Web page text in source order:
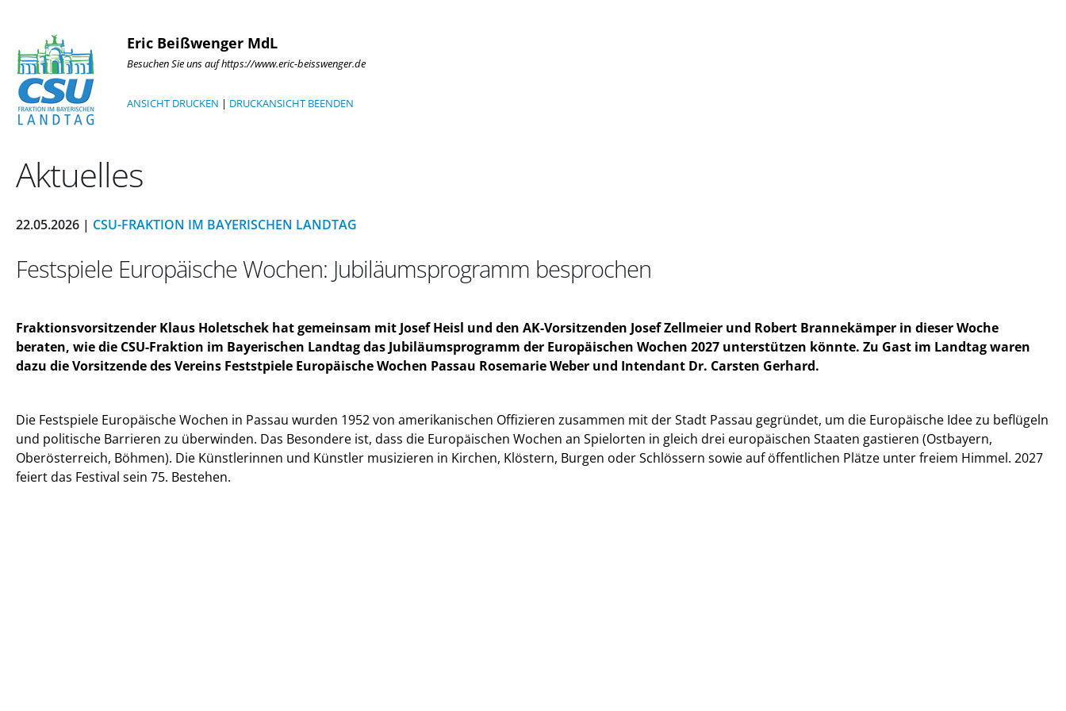
Eric Beißwenger MdL
Besuchen Sie uns auf https://www.eric-beisswenger.de
ANSICHT DRUCKEN | DRUCKANSICHT BEENDEN
Aktuelles
22.05.2026 | CSU-FRAKTION IM BAYERISCHEN LANDTAG
Festspiele Europäische Wochen: Jubiläumsprogramm besprochen
Fraktionsvorsitzender Klaus Holetschek hat gemeinsam mit Josef Heisl und den AK-Vorsitzenden Josef Zellmeier und Robert Brannekämper in dieser Woche
beraten, wie die CSU-Fraktion im Bayerischen Landtag das Jubiläumsprogramm der Europäischen Wochen 2027 unterstützen könnte. Zu Gast im Landtag waren
dazu die Vorsitzende des Vereins Feststpiele Europäische Wochen Passau Rosemarie Weber und Intendant Dr. Carsten Gerhard.
Die Festspiele Europäische Wochen in Passau wurden 1952 von amerikanischen Offizieren zusammen mit der Stadt Passau gegründet, um die Europäische Idee zu beflügeln
und politische Barrieren zu überwinden. Das Besondere ist, dass die Europäischen Wochen an Spielorten in gleich drei europäischen Staaten gastieren (Ostbayern,
Oberösterreich, Böhmen). Die Künstlerinnen und Künstler musizieren in Kirchen, Klöstern, Burgen oder Schlössern sowie auf öffentlichen Plätze unter freiem Himmel. 2027
feiert das Festival sein 75. Bestehen.